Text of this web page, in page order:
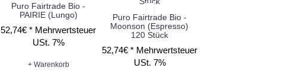
Puro Fairtrade Bio -
PAIRIE (Lungo)
52,74€ * Mehrwertsteuer
USt. 7%
+ Warenkorb
Puro Fairtrade Bio -
Moonson (Espresso)
120 Stück
52,74€ * Mehrwertsteuer
USt. 7%